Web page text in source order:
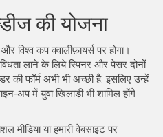
की योजना
कप क्वालीफ़ायर्स पर होगा।
लाने के लिये स्पिनर और पेसर दोनों
की फॉर्म अभी भी अच्छी है, इसलिए उन्हें
में युवा खिलाड़ी भी शामिल होंगे
मीडिया या हमारी वेबसाइट पर